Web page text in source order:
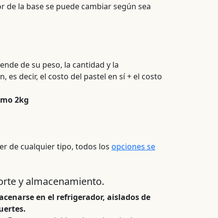
de la base se puede cambiar según sea
de su peso, la cantidad y la
es decir, el costo del pastel en sí + el costo
2kg
de cualquier tipo, todos los opciones se
y almacenamiento.
en el refrigerador, aislados de